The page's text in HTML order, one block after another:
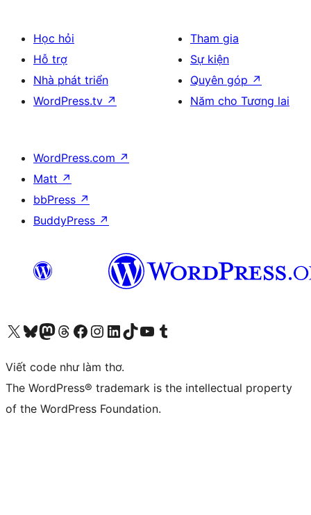
Học hỏi
Hỗ trợ
Nhà phát triển
WordPress.tv ↗
Tham gia
Sự kiện
Quyên góp ↗
Năm cho Tương lai
WordPress.com ↗
Matt ↗
bbPress ↗
BuddyPress ↗
Truy cập tài khoản X (trước đây là Twitter) của chúng tôiVisit our Bluesky account
Visit our Mastodon account
Visit our Threads account
Xem trang Facebook của chúng tôiTruy cập tài khoản Instagram của chúng tôiTruy cập tài khoản LinkedIn của chúng tôiVisit our TikTok account
Truy cập kênh YouTube của chúng tôi Visit our Tumblr account
Viết code như làm thơ.
The WordPress® trademark is the intellectual property
of the WordPress Foundation.